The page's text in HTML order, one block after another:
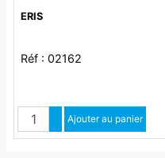
ERIS
Réf : 02162
QuantitéAugmenter quantité
Diminuer
Ajouter au panier